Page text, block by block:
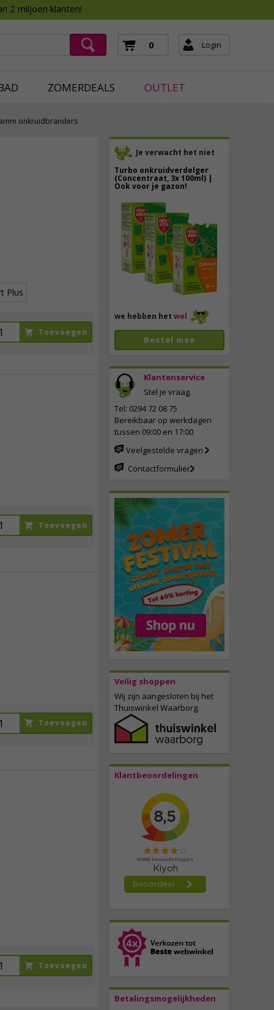
2 miljoen klanten!
0 Login
ZOMERDEALS OUTLET
onkruidbranders
Je verwacht het niet
Turbo onkruidverdelger
(Concentraat, 3x 100ml) |
Ook voor je gazon!
40,
we hebben het wel
Bestel mee
Klantenservice
Stel je vraag.
Tel: 0294 72 08 75
Bereikbaar op werkdagen
tussen 09:00 en 17:00
Veelgestelde vragen
Contactformulier
Veilig shoppen
Wij zijn aangesloten bij het
Thuiswinkel Waarborg.
Klantbeoordelingen
Betalingsmogelijkheden
Plus
Toevoegen
Toevoegen
Toevoegen
Toevoegen